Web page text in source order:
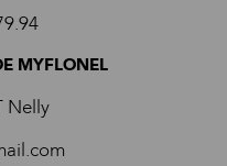
MYFLONEL
Nelly